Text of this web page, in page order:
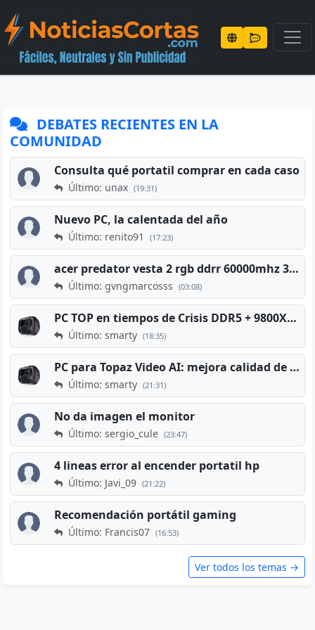
DEBATES RECIENTES EN LA
COMUNIDAD
Consulta qué portatil comprar en cada caso
Último: unax (19:31)
Nuevo PC, la calentada del año
Último: renito91 (17:23)
acer predator vesta 2 rgb ddrr 60000mhz 32gb x2 16gb
Último: gvngmarcosss (03:08)
PC TOP en tiempos de Crisis DDR5 + 9800X3D + RTX 5080 [2026][2400€]
Último: smarty (18:35)
PC para Topaz Video AI: mejora calidad de vídeos viejos
Último: smarty (21:31)
No da imagen el monitor
Último: sergio_cule (23:47)
4 lineas error al encender portatil hp
Último: Javi_09 (21:22)
Recomendación portátil gaming
Último: Francis07 (16:53)
Ver todos los temas →